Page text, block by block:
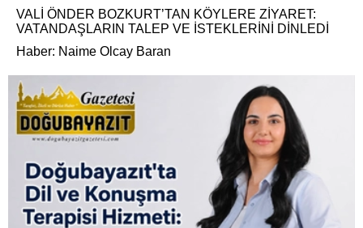
VALİ ÖNDER BOZKURT’TAN KÖYLERE ZİYARET:
VATANDAŞLARIN TALEP VE İSTEKLERİNİ DİNLEDİ
Haber: Naime Olcay Baran